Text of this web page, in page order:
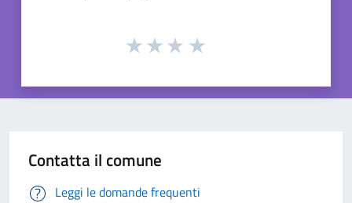
Contatta il comune
Leggi le domande frequenti